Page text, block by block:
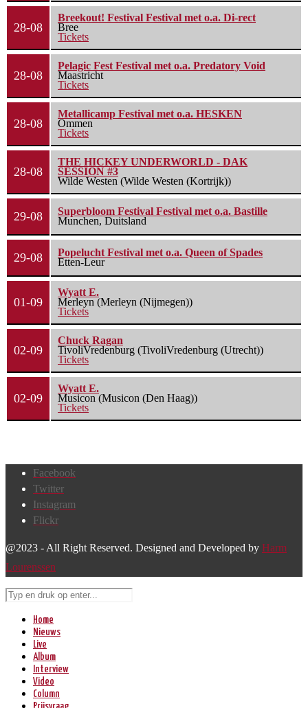
28-08
Breekout! Festival Festival met o.a. Di-rect
Bree
Tickets
28-08
Pelagic Fest Festival met o.a. Predatory Void
Maastricht
Tickets
28-08
Metallicamp Festival met o.a. HESKEN
Ommen
Tickets
28-08
THE HICKEY UNDERWORLD - DAK
SESSION #3
Wilde Westen (Wilde Westen (Kortrijk))
29-08
Superbloom Festival Festival met o.a. Bastille
Munchen, Duitsland
29-08
Popelucht Festival met o.a. Queen of Spades
Etten-Leur
01-09
Wyatt E.
Merleyn (Merleyn (Nijmegen))
Tickets
02-09
Chuck Ragan
TivoliVredenburg (TivoliVredenburg (Utrecht))
Tickets
02-09
Wyatt E.
Musicon (Musicon (Den Haag))
Tickets
Facebook
Twitter
Instagram
Flickr
@2023 - All Right Reserved. Designed and Developed by Harm
Lourenssen
Home
Nieuws
Live
Album
Interview
Video
Column